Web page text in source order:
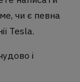
чи є певна
Tesla.
і